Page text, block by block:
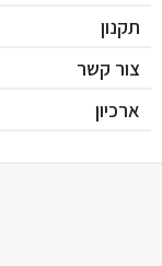
תקנון
צור קשר
ארכיון